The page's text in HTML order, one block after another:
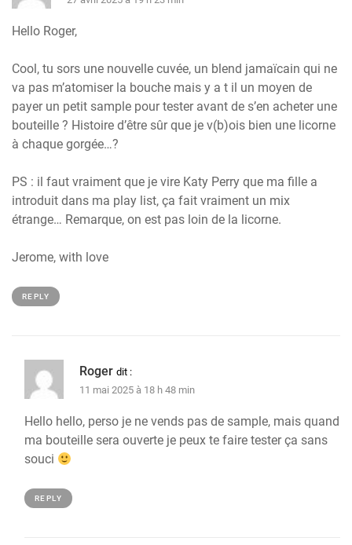
Hello Roger,
Cool, tu sors une nouvelle cuvée, un blend jamaïcain qui ne
va pas m’atomiser la bouche mais y a t il un moyen de
payer un petit sample pour tester avant de s’en acheter une
bouteille ? Histoire d’être sûr que je v(b)ois bien une licorne
à chaque gorgée…?
PS : il faut vraiment que je vire Katy Perry que ma fille a
introduit dans ma play list, ça fait vraiment un mix
étrange… Remarque, on est pas loin de la licorne.
Jerome, with love
REPLY
Roger dit :
11 mai 2025 à 18 h 48 min
Hello hello, perso je ne vends pas de sample, mais quand
ma bouteille sera ouverte je peux te faire tester ça sans
souci
REPLY